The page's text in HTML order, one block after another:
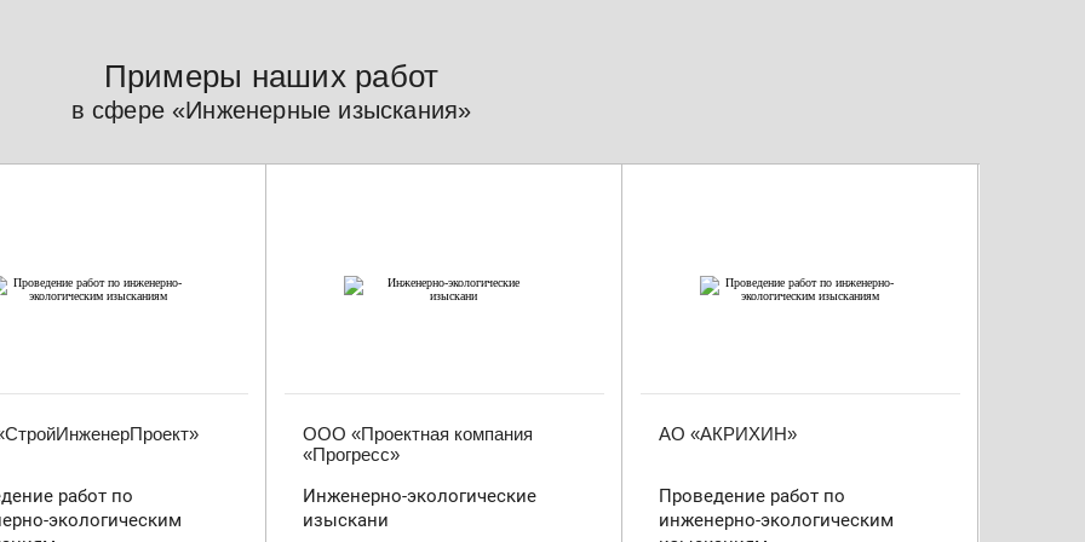
Примеры наших работ
в сфере «Инженерные изыскания»
работ по
экологическим
ООО «Проектная компания
«Прогресс»
Инженерно-экологические
изыскани
АО «АКРИХИН»
Проведение работ по
инженерно-экологическим